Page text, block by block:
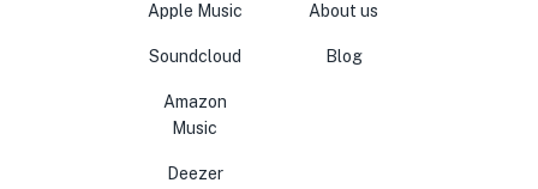
Apple Music
Soundcloud
Amazon
Music
Deezer
About us
Blog